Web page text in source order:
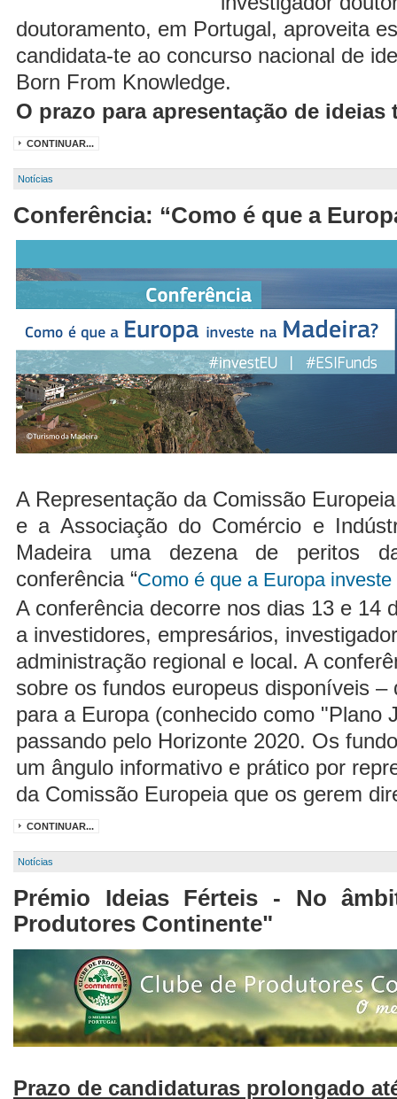
doutoramento, em Portugal, aproveita
candidata-te ao concurso nacional de
Born From Knowledge.
O prazo para apresentação de
CONTINUAR...
Notícias
Conferência: “Como é que a
A Representação da Comissão
e a Associação do Comércio e
Madeira uma dezena de peritos
conferência “Como é que a Europa
A conferência decorre nos dias 13 e 14
a investidores, empresários,
administração regional e local. A
sobre os fundos europeus disponíveis
para a Europa (conhecido como "Plano
passando pelo Horizonte 2020. Os
um ângulo informativo e prático por
da Comissão Europeia que os gerem
CONTINUAR...
Notícias
Prémio Ideias Férteis - No
Produtores Continente"
Prazo de candidaturas prolongado